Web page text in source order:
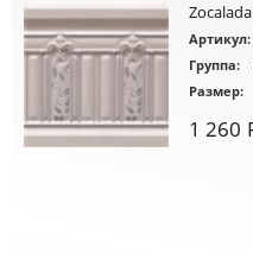
Артикул:
Группа:
Размер:
1 260